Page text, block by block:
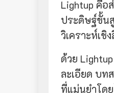
Lightup คือ
ประดิษฐ์ขั้น
วิเคราะห์เ
ด้วย
ละเอียด บท
ที่แม่นยำโด